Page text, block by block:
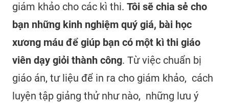
giám khảo cho các kì thi. Tôi sẽ chia sẻ cho
bạn những kinh nghiệm quý giá, bài học
xương máu để giúp bạn có một kì thi giáo
viên dạy giỏi thành công. Từ việc chuẩn bị
giáo án, tư liệu để in ra cho giám khảo, cách
luyện tập giảng thử như nào, những lưu ý